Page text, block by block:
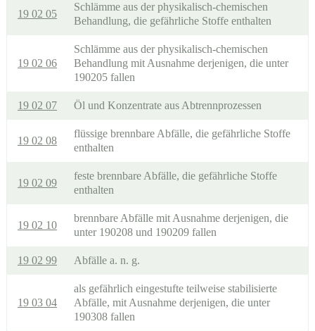
19 02 05
Schlämme aus der physikalisch-chemischen
Behandlung, die gefährliche Stoffe enthalten
19 02 06
Schlämme aus der physikalisch-chemischen
Behandlung mit Ausnahme derjenigen, die unter
190205 fallen
19 02 07 Öl und Konzentrate aus Abtrennprozessen
19 02 08
flüssige brennbare Abfälle, die gefährliche Stoffe
enthalten
19 02 09
feste brennbare Abfälle, die gefährliche Stoffe
enthalten
19 02 10
brennbare Abfälle mit Ausnahme derjenigen, die
unter 190208 und 190209 fallen
19 02 99 Abfälle a. n. g.
19 03 04
als gefährlich eingestufte teilweise stabilisierte
Abfälle, mit Ausnahme derjenigen, die unter
190308 fallen